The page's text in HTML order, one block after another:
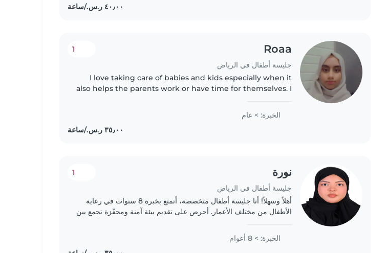
Roaa
جليسة أطفال في الرياض
1
I love taking care of babies and kids especially when it
also helps the parents work or have time for themselves. I
fully took on..
الخبرة: > عام
نورة
جليسة أطفال في الرياض
1
أهلاً وسهلاً! أنا جليسة أطفال متخصصة، أتمتع بخبرة 8 سنوات في رعاية
الأطفال من مختلف الأعمار. أحرص على تقديم بيئة آمنة ومحفّزة تجمع بين
الخبرة: > 8 أعوام